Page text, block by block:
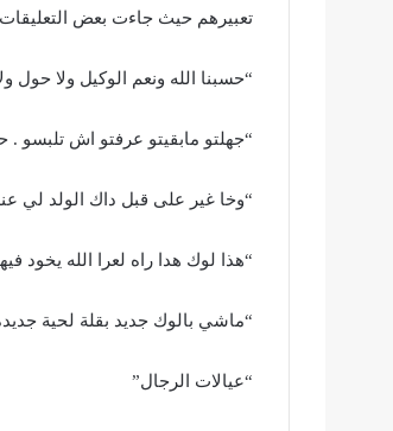
تعبيرهم حيث جاءت بعض التعليقات
“حسبنا الله ونعم الوكيل ولا حول
“جهلتو مابقيتو عرفتو اش
“وخا غير على قبل داك الولد
“هذا لوك هدا راه لعرا الله يخود
“ماشي بالوك جديد بقلة لحية
“عيالات الرجال”